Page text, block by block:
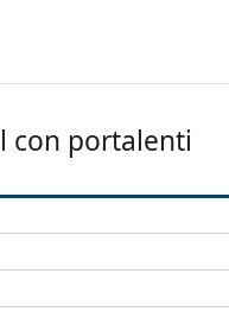
con portalenti